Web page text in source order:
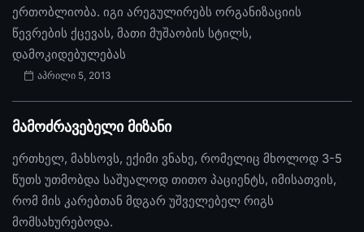
ერთობლიობა. იგი არეგულირებს ორგანიზაციის
წევრების ქცევას, მათი მუშაობის სტილს,
დამოკიდებულებას
აპრილი 5, 2013
მამოძრავებელი მიზანი
ერთხელ, მახსოვს, ექიმი ვნახე, რომელიც მხოლოდ 3-5
წუთს უთმობდა საშუალოდ თითო პაციენტს, იმისათვის,
რომ მის კარებთან მდგარ უშველებელ რიგს
მომსახურებოდა.